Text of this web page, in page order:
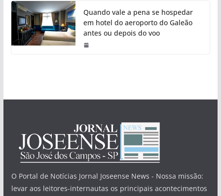
Quando vale a pena se hospedar
em hotel do aeroporto do Galeão
antes ou depois do voo
O Portal de Notícias Jornal Joseense News - Nossa missão:
levar aos leitores-internautas os principais acontecimentos